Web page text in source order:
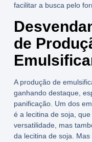
facilitar a busca pelo
de
A produção de
ganhando destaque,
panificação. Um dos
é a lecitina de soja,
versatilidade, mas
da lecitina de soja .